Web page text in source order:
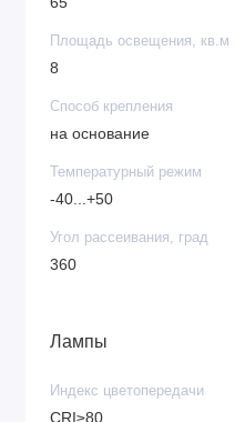
Площадь освещения, кв.м
8
Способ крепления
на основание
Температурный режим
-40...+50
Угол рассеивания, град
360
Лампы
Индекс цветопередачи
CRI≥80